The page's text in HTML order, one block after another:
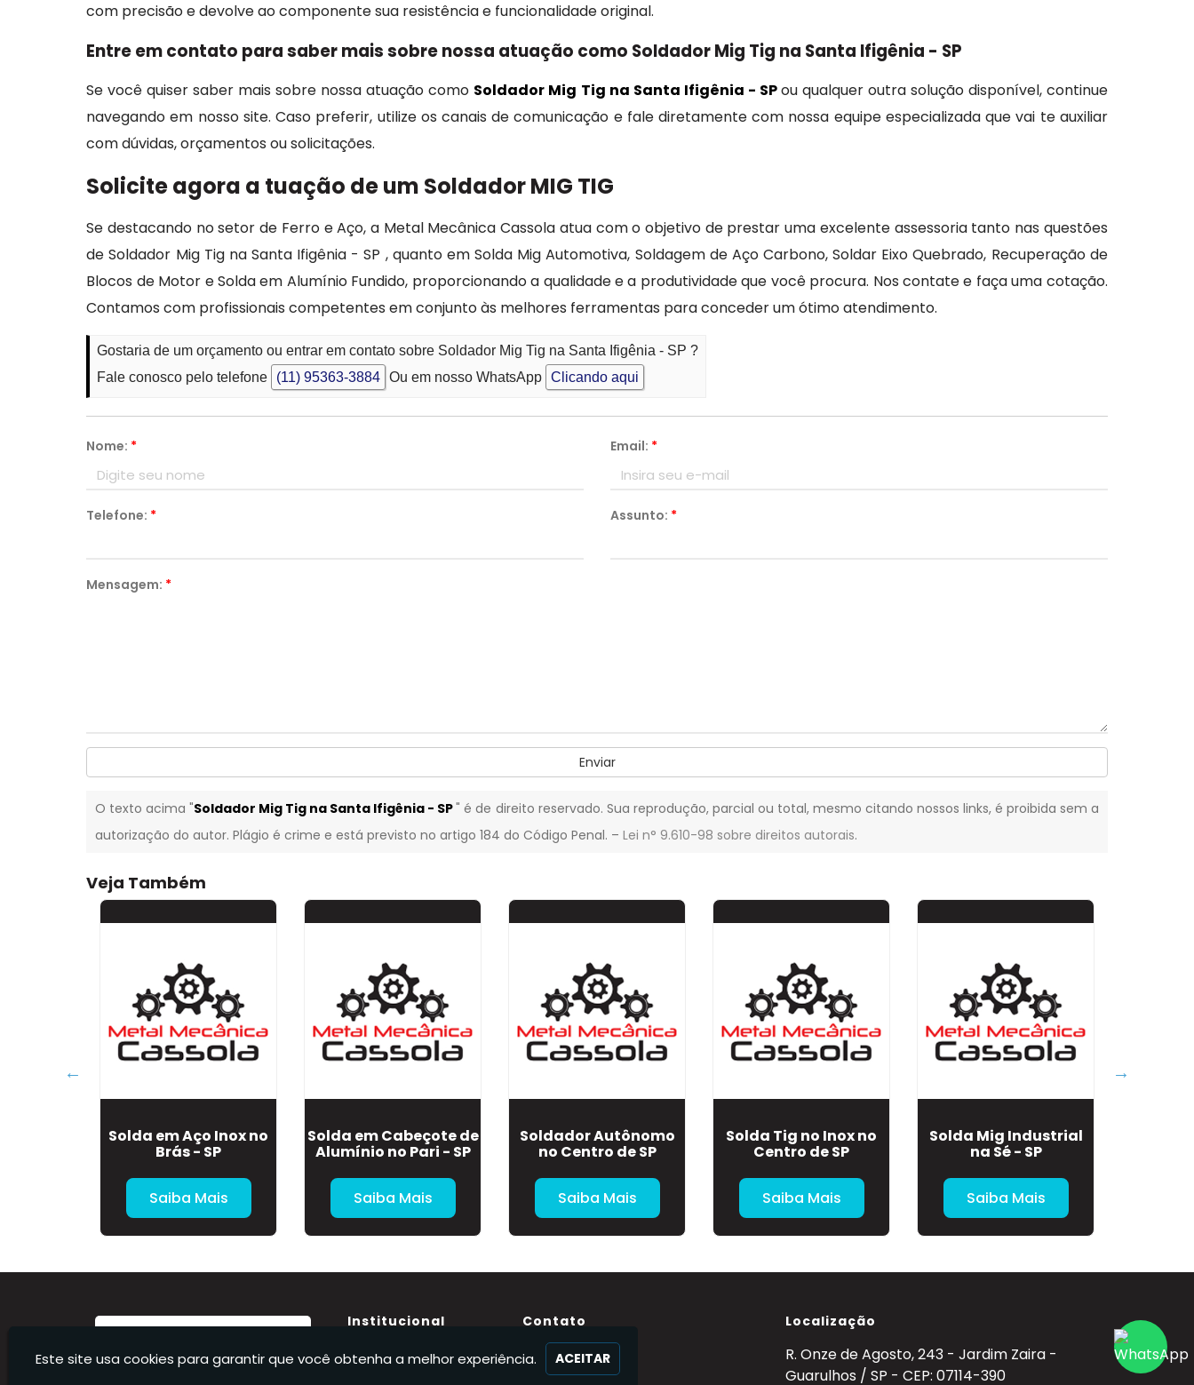
com precisão e devolve ao componente sua resistência e funcionalidade original.
Entre em contato para saber mais sobre nossa atuação como Soldador Mig Tig na Santa Ifigênia - SP
Se você quiser saber mais sobre nossa atuação como Soldador Mig Tig na Santa Ifigênia - SPou qualquer outra solução disponível, continue
navegando em nosso site. Caso preferir, utilize os canais de comunicação e fale diretamente com nossa equipe especializada que vai te auxiliar
com dúvidas, orçamentos ou solicitações.
Solicite agora a tuação de um Soldador MIG TIG
Se destacando no setor de Ferro e Aço, a Metal Mecânica Cassola atua com o objetivo de prestar uma excelente assessoria tanto nas questões
de Soldador Mig Tig na Santa Ifigênia - SP , quanto em Solda Mig Automotiva, Soldagem de Aço Carbono, Soldar Eixo Quebrado, Recuperação de
Blocos de Motor e Solda em Alumínio Fundido, proporcionando a qualidade e a produtividade que você procura. Nos contate e faça uma cotação.
Contamos com profissionais competentes em conjunto às melhores ferramentas para conceder um ótimo atendimento.
Gostaria de um orçamento ou entrar em contato sobre Soldador Mig Tig na Santa Ifigênia - SP ?
Fale conosco pelo telefone
(11) 95363-3884 Ou em nosso WhatsApp Clicando aqui
Nome: * Email: *
Telefone: * Assunto: *
Mensagem: *
Enviar
O texto acima "Soldador Mig Tig na Santa Ifigênia - SP" é de direito reservado. Sua reprodução, parcial ou total, mesmo citando nossos links, é proibida sem a
autorização do autor. Plágio é crime e está previsto no artigo 184 do Código Penal. –Lei n° 9.610-98 sobre direitos autorais.
Veja Também
Solda em Aço Inox no
Brás - SP
Saiba Mais
Solda em Cabeçote de
Alumínio no Pari - SP
Saiba Mais
Soldador Autônomo
no Centro de SP
Saiba Mais
Solda Tig no Inox no
Centro de SP
Saiba Mais
Solda Mig Industrial
na Sé - SP
Saiba Mais
Institucional
Home
Contato
(11) 95363-3884
(11) 95363-3884
Localização
R. Onze de Agosto, 243 - Jardim Zaira -
Guarulhos / SP - CEP: 07114-390
Este site usa cookies para garantir que você obtenha a melhor experiência. ACEITAR